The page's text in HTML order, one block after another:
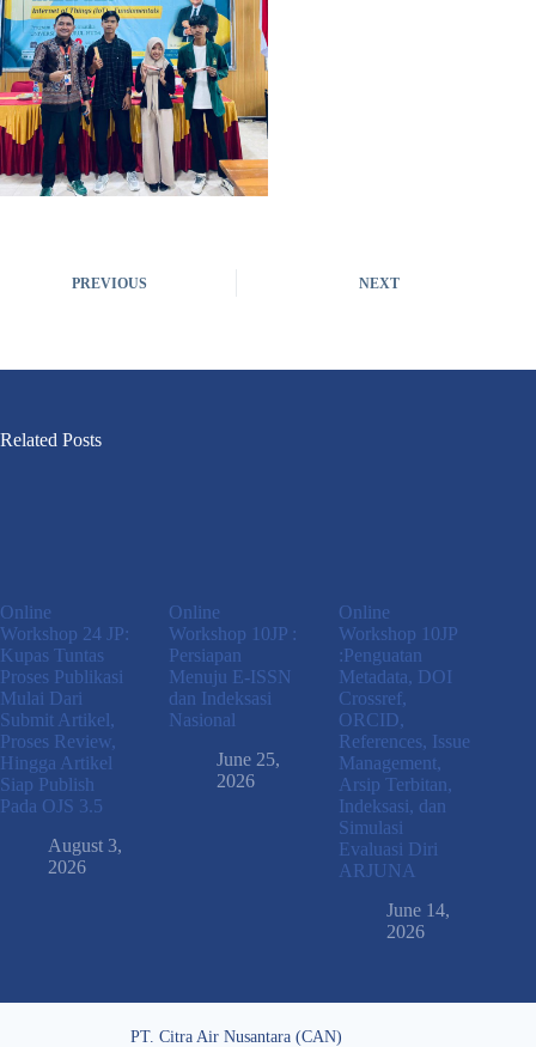
PREVIOUS NEXT
Related Posts
Online
Workshop 24 JP:
Kupas Tuntas
Proses Publikasi
Mulai Dari
Submit Artikel,
Proses Review,
Hingga Artikel
Siap Publish
Pada OJS 3.5
August 3,
2026
Online
Workshop 10JP :
Persiapan
Menuju E-ISSN
dan Indeksasi
Nasional
June 25,
2026
Online
Workshop 10JP
:Penguatan
Metadata, DOI
Crossref,
ORCID,
References, Issue
Management,
Arsip Terbitan,
Indeksasi, dan
Simulasi
Evaluasi Diri
ARJUNA
June 14,
2026
PT. Citra Air Nusantara (CAN)